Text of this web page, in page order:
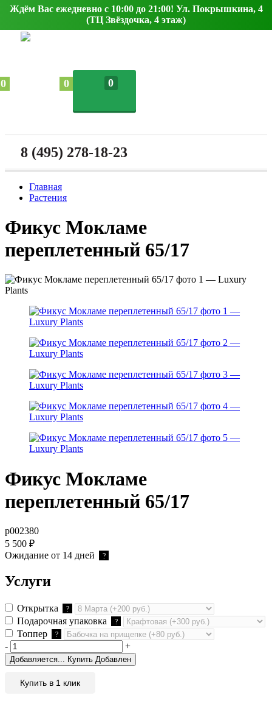
Ждём Вас ежедневно с 10:00 до 21:00! Ул. Покрышкина, 4
(ТЦ Звёздочка, 4 этаж)
0
0 0
8 (495) 278-18-23
Главная
Растения
Фикус Мокламе
переплетенный 65/17
Фикус Мокламе
переплетенный 65/17
р002380
5 500 ₽
Ожидание от 14 дней
?
Услуги
Открытка ?
Подарочная упаковка ?
Топпер ?
- +
Добавляется... Купить Добавлен
Купить в 1 клик